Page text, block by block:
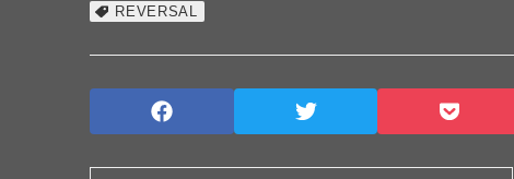
REVERSAL